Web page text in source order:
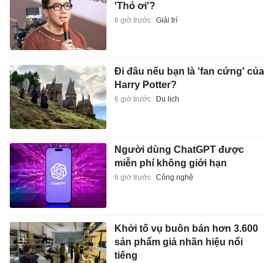
'Thỏ ơi'?
6 giờ trước Giải trí
Đi đâu nếu bạn là 'fan cứng' của
Harry Potter?
6 giờ trước Du lịch
Người dùng ChatGPT được
miễn phí không giới hạn
6 giờ trước Công nghệ
Khởi tố vụ buôn bán hơn 3.600
sản phẩm giả nhãn hiệu nổi
tiếng